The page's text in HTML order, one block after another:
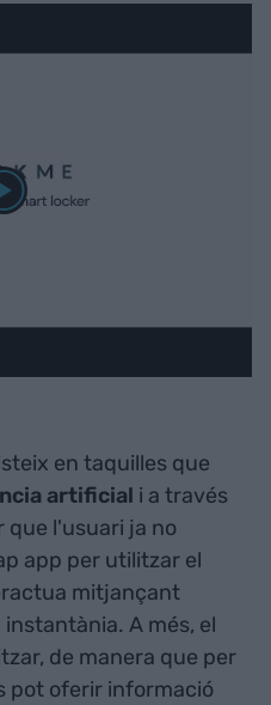
en taquilles que
artificial i a través
que l'usuari ja no
app per utilitzar el
mitjançant
A més, el
de manera que per
pot oferir informació